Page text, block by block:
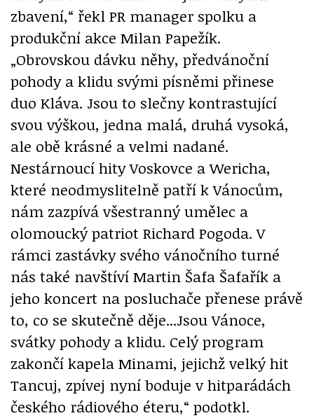
zbavení,“ řekl PR manager spolku a
produkční akce Milan Papežík.
„Obrovskou dávku něhy, předvánoční
pohody a klidu svými písněmi přinese
duo Kláva. Jsou to slečny kontrastující
svou výškou, jedna malá, druhá vysoká,
ale obě krásné a velmi nadané.
Nestárnoucí hity Voskovce a Wericha,
které neodmyslitelně patří k Vánocům,
nám zazpívá všestranný umělec a
olomoucký patriot Richard Pogoda. V
rámci zastávky svého vánočního turné
nás také navštíví Martin Šafa Šafařík a
jeho koncert na posluchače přenese právě
to, co se skutečně děje...Jsou Vánoce,
svátky pohody a klidu. Celý program
zakončí kapela Minami, jejichž velký hit
Tancuj, zpívej nyní boduje v hitparádách
českého rádiového éteru,“ podotkl.